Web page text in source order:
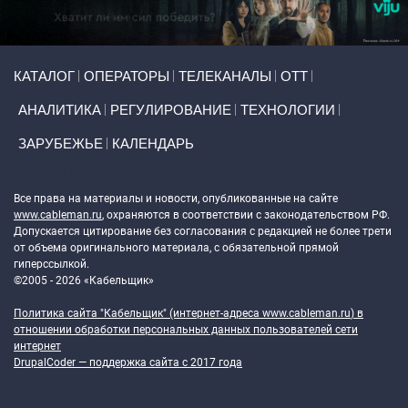
КАТАЛОГ ОПЕРАТОРЫ ТЕЛЕКАНАЛЫ ОТТ
АНАЛИТИКА РЕГУЛИРОВАНИЕ ТЕХНОЛОГИИ
ЗАРУБЕЖЬЕ КАЛЕНДАРЬ
Все права на материалы и новости, опубликованные на сайте
www.cableman.ru, охраняются в соответствии с законодательством РФ.
Допускается цитирование без согласования с редакцией не более трети
от объема оригинального материала, с обязательной прямой
гиперссылкой.
©2005 - 2026 «Кабельщик»
Политика сайта "Кабельщик" (интернет-адреса www.cableman.ru) в
отношении обработки персональных данных пользователей сети
интернет
DrupalCoder — поддержка сайта c 2017 года